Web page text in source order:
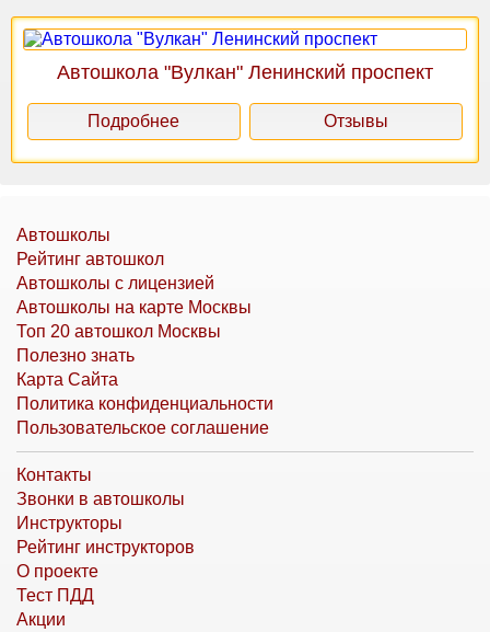
Автошкола "Вулкан" Ленинский проспект
Подробнее Отзывы
Автошколы
Рейтинг автошкол
Автошколы с лицензией
Автошколы на карте Москвы
Топ 20 автошкол Москвы
Полезно знать
Карта Сайта
Политика конфиденциальности
Пользовательское соглашение
Контакты
Звонки в автошколы
Инструкторы
Рейтинг инструкторов
О проекте
Тест ПДД
Акции